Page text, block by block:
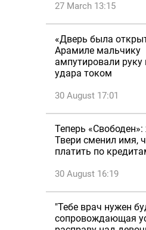
27 March 13:15
«Дверь была
Арамиле мальчику
ампутировали руку
удара током
30 August 17:01
Теперь «Свободен»:
Твери сменил имя,
платить по
30 August 16:19
"Тебе врач нужен
сопровождающая